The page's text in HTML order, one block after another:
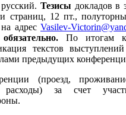
Тезисы докладов в
страниц, 12 пт.,
адрес Vasilev-
По итогам
текстов
предыдущих
(проезд,
расходы) за счет